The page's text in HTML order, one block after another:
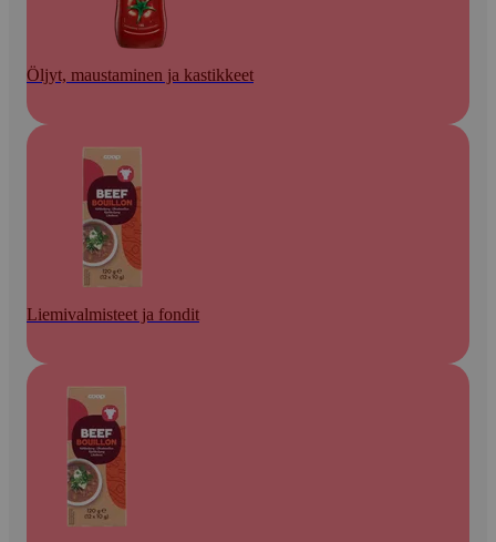
Öljyt, maustaminen ja kastikkeet
Liemivalmisteet ja fondit